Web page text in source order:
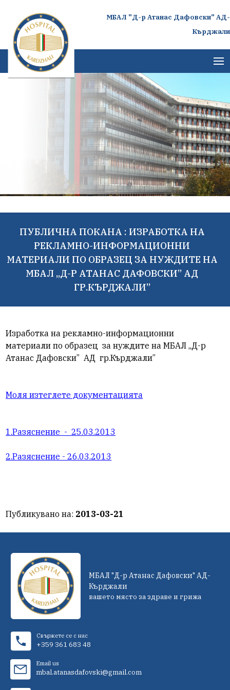
МБАЛ "Д-р Атанас Дафовски" АД-
Кърджали
ПУБЛИЧНА ПОКАНА : ИЗРАБОТКА НА
РЕКЛАМНО-ИНФОРМАЦИОННИ
МАТЕРИАЛИ ПО ОБРАЗЕЦ ЗА НУЖДИТЕ НА
МБАЛ „Д-Р АТАНАС ДАФОВСКИ” АД
ГР.КЪРДЖАЛИ”
Изработка на рекламно-информационни
материали по образец за нуждите на МБАЛ „Д-р
Атанас Дафовски” АД гр.Кърджали”
Моля изтеглете документацията
1.Разяснение - 25.03.2013
2.Разяснение - 26.03.2013
Публикувано на: 2013-03-21
МБАЛ "Д-р Атанас Дафовски" АД-
Кърджали
вашето място за здраве и грижа
Свържете се с нас
+359 361 683 48
Email us
mbal.atanasdafovski@gmail.com